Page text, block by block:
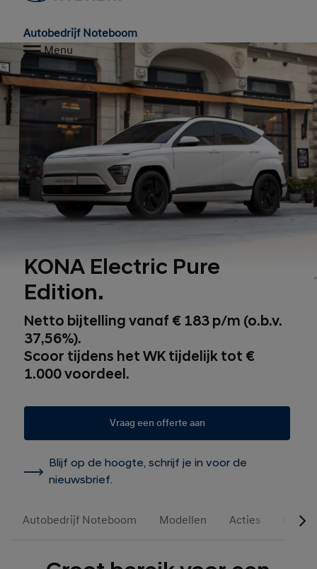
Autobedrijf Noteboom
Menu
KONA Electric Pure
Edition.
Netto bijtelling vanaf € 183 p/m (o.b.v.
37,56%).
Scoor tijdens het WK tijdelijk tot €
1.000 voordeel.
Vraag een offerte aan
Blijf op de hoogte, schrijf je in voor de
nieuwsbrief.
Autobedrijf Noteboom Modellen Acties